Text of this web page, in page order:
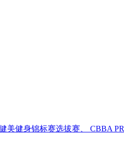
健身锦标赛选拔赛、 CBBA